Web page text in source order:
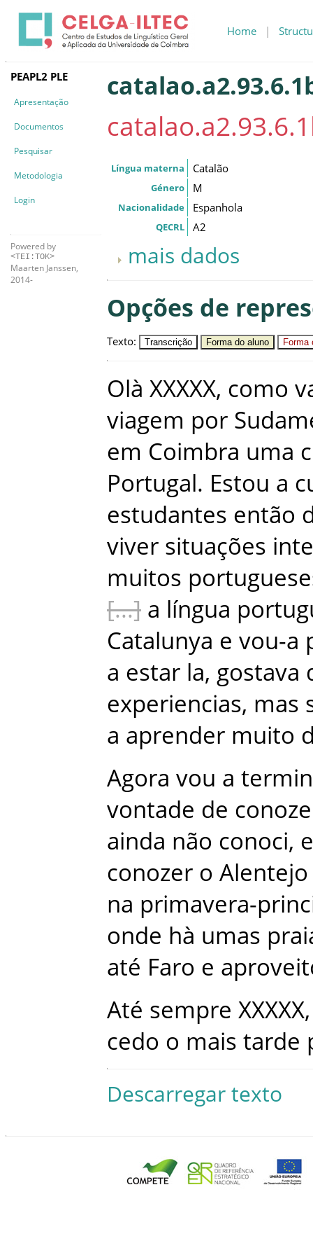
Home |
PEAPL2 PLE
Apresentação
Documentos
Pesquisar
Metodologia
Login
Powered by
<TEI:TOK>
Maarten Janssen,
2014-
Língua materna Catalão
Género M
Nacionalidade Espanhola
QECRL A2
mais dados
Opções de
Texto: Transcrição Forma do aluno Forma
Olà XXXXX, como
viagem por
em Coimbra uma
Portugal. Estou a
estudantes então
viver situações
muitos
a língua
Catalunya e vou-a
a estar la, gostava
experiencias, mas
a aprender muito
Agora vou a
vontade de
ainda não conoci,
conozer o Alentejo
na primavera-
onde hà umas
até Faro e
Até sempre XXXXX,
cedo o mais tarde
Descarregar texto